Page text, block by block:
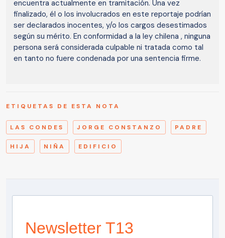
encuentra actualmente en tramitación. Una vez
finalizado, él o los involucrados en este reportaje podrían
ser declarados inocentes, y/o los cargos desestimados
según su mérito. En conformidad a la ley chilena , ninguna
persona será considerada culpable ni tratada como tal
en tanto no fuere condenada por una sentencia firme.
ETIQUETAS DE ESTA NOTA
LAS CONDES JORGE CONSTANZO PADRE
HIJA NIÑA EDIFICIO
Newsletter T13